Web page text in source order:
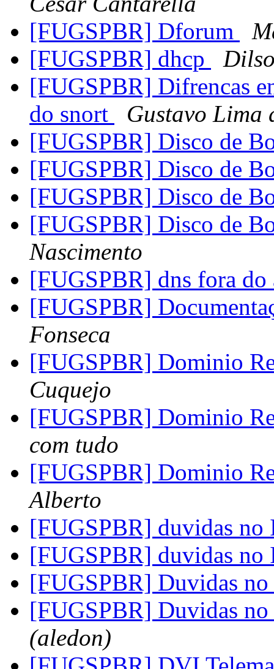
[FUGSPBR] Dforum
[FUGSPBR] dhcp
[FUGSPBR] Difrencas
do snort
Gustavo Lima
[FUGSPBR] Disco de
[FUGSPBR] Disco de
[FUGSPBR] Disco de
[FUGSPBR] Disco de
Nascimento
[FUGSPBR] dns fora
[FUGSPBR]
Fonseca
[FUGSPBR] Dominio
Cuquejo
[FUGSPBR] Dominio
com tudo
[FUGSPBR] Dominio
Alberto
[FUGSPBR] duvidas
[FUGSPBR] duvidas
[FUGSPBR] Duvidas
[FUGSPBR] Duvidas
(aledon)